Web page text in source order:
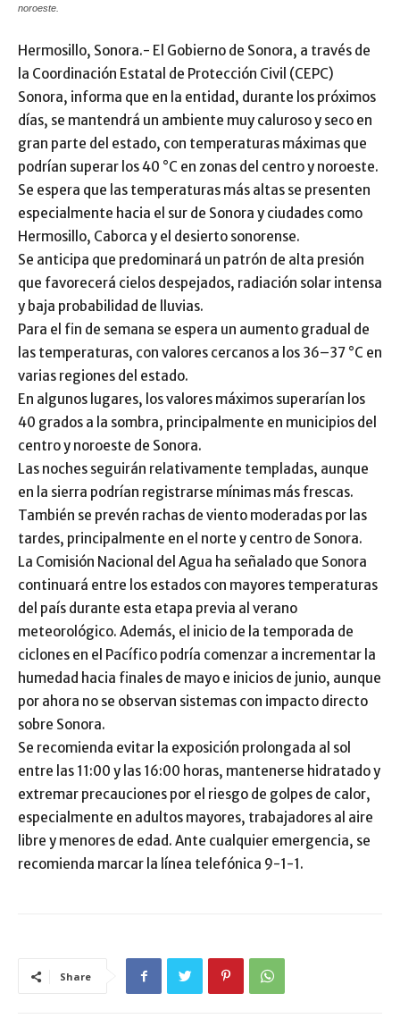
noroeste.
Hermosillo, Sonora.- El Gobierno de Sonora, a través de
la Coordinación Estatal de Protección Civil (CEPC)
Sonora, informa que en la entidad, durante los próximos
días, se mantendrá un ambiente muy caluroso y seco en
gran parte del estado, con temperaturas máximas que
podrían superar los 40 °C en zonas del centro y noroeste.
Se espera que las temperaturas más altas se presenten
especialmente hacia el sur de Sonora y ciudades como
Hermosillo, Caborca y el desierto sonorense.
Se anticipa que predominará un patrón de alta presión
que favorecerá cielos despejados, radiación solar intensa
y baja probabilidad de lluvias.
Para el fin de semana se espera un aumento gradual de
las temperaturas, con valores cercanos a los 36–37 °C en
varias regiones del estado.
En algunos lugares, los valores máximos superarían los
40 grados a la sombra, principalmente en municipios del
centro y noroeste de Sonora.
Las noches seguirán relativamente templadas, aunque
en la sierra podrían registrarse mínimas más frescas.
También se prevén rachas de viento moderadas por las
tardes, principalmente en el norte y centro de Sonora.
La Comisión Nacional del Agua ha señalado que Sonora
continuará entre los estados con mayores temperaturas
del país durante esta etapa previa al verano
meteorológico. Además, el inicio de la temporada de
ciclones en el Pacífico podría comenzar a incrementar la
humedad hacia finales de mayo e inicios de junio, aunque
por ahora no se observan sistemas con impacto directo
sobre Sonora.
Se recomienda evitar la exposición prolongada al sol
entre las 11:00 y las 16:00 horas, mantenerse hidratado y
extremar precauciones por el riesgo de golpes de calor,
especialmente en adultos mayores, trabajadores al aire
libre y menores de edad. Ante cualquier emergencia, se
recomienda marcar la línea telefónica 9-1-1.
Share